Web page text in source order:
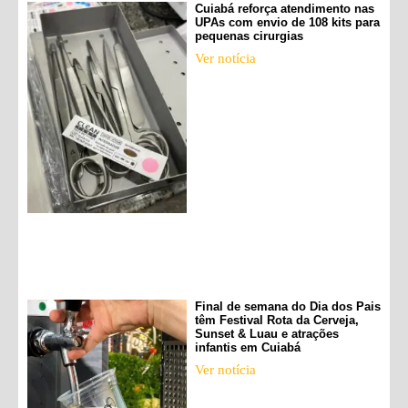
Cuiabá reforça atendimento nas
UPAs com envio de 108 kits para
pequenas cirurgias
Ver notícia
Final de semana do Dia dos Pais
têm Festival Rota da Cerveja,
Sunset & Luau e atrações
infantis em Cuiabá
Ver notícia